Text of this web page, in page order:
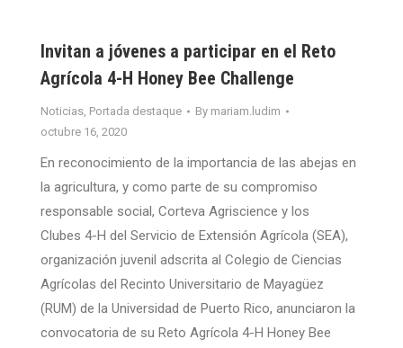
Invitan a jóvenes a participar en el Reto
Agrícola 4-H Honey Bee Challenge
Noticias, Portada destaque By mariam.ludim
octubre 16, 2020
En reconocimiento de la importancia de las abejas en
la agricultura, y como parte de su compromiso
responsable social, Corteva Agriscience y los
Clubes 4-H del Servicio de Extensión Agrícola (SEA),
organización juvenil adscrita al Colegio de Ciencias
Agrícolas del Recinto Universitario de Mayagüez
(RUM) de la Universidad de Puerto Rico, anunciaron la
convocatoria de su Reto Agrícola 4-H Honey Bee